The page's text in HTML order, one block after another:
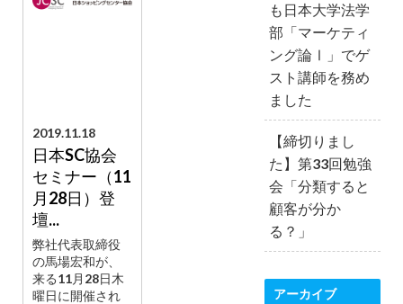
2019.11.18
日本SC協会
セミナー（11
月28日）登
壇...
弊社代表取締役
の馬場宏和が、
来る11月28日木
曜日に開催され
も日本大学法学
部「マーケティ
ング論Ⅰ」でゲ
スト講師を務め
ました
【締切りまし
た】第33回勉強
会「分類すると
顧客が分か
る？」
アーカイブ